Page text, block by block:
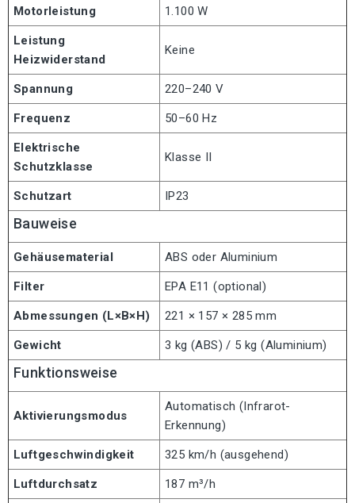
Motorleistung 1.100 W
Leistung
Heizwiderstand
Keine
Spannung 220–240 V
Frequenz 50–60 Hz
Elektrische
Schutzklasse
Klasse II
Schutzart IP23
Bauweise
Gehäusematerial ABS oder Aluminium
Filter EPA E11 (optional)
Abmessungen (L×B×H) 221 × 157 × 285 mm
Gewicht 3 kg (ABS) / 5 kg (Aluminium)
Funktionsweise
Aktivierungsmodus
Automatisch (Infrarot-
Erkennung)
Luftgeschwindigkeit 325 km/h (ausgehend)
Luftdurchsatz 187 m³/h